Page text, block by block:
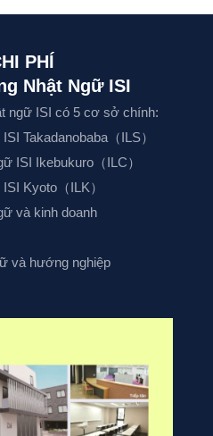
PHÍ
Nhật Ngữ ISI
ngữ ISI có 5 cơ sở chính:
Takadanobaba（ILS）
ISI Ikebukuro（ILC）
Kyoto（ILK）
và kinh doanh
và hướng nghiệp